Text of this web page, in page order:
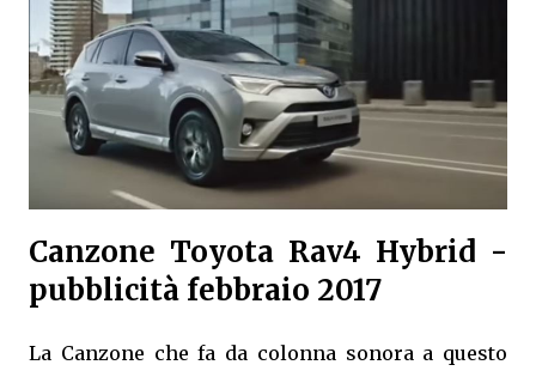
Canzone Toyota Rav4 Hybrid -
pubblicità febbraio 2017
La Canzone che fa da colonna sonora a questo